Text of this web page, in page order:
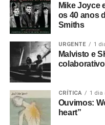
Mike Joyce
os 40 anos
Smiths
URGENTE 1
Malvisto e
CRÍTICA 1 dia
Ouvimos:
heart”